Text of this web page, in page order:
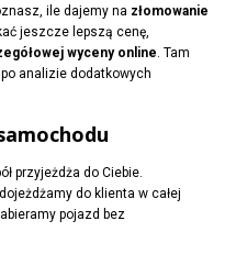
ile dajemy na złomowanie
jeszcze lepszą cenę,
wyceny online. Tam
analizie dodatkowych
przyjeżdża do Ciebie.
do klienta w całej
pojazd bez